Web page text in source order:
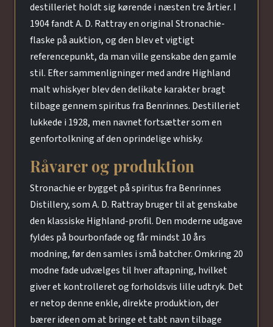
destilleriet holdt sig kørende i næsten tre årtier. I
1904 fandt A. D. Rattray en original Stronachie-
flaske på auktion, og den blev et vigtigt
referencepunkt, da man ville genskabe den gamle
stil. Efter sammenligninger med andre Highland
malt whiskyer blev den delikate karakter bragt
tilbage gennem spiritus fra Benrinnes. Destilleriet
lukkede i 1928, men navnet fortsætter som en
genfortolkning af den oprindelige whisky.
Råvarer og produktion
Stronachie er bygget på spiritus fra Benrinnes
Distillery, som A. D. Rattray bruger til at genskabe
den klassiske Highland-profil. Den moderne udgave
fyldes på bourbonfade og får mindst 10 års
modning, før den samles i små batcher. Omkring 20
modne fade udvælges til hver aftapning, hvilket
giver et kontrolleret og forholdsvis lille udtryk. Det
er netop denne enkle, direkte produktion, der
bærer ideen om at bringe et tabt navn tilbage